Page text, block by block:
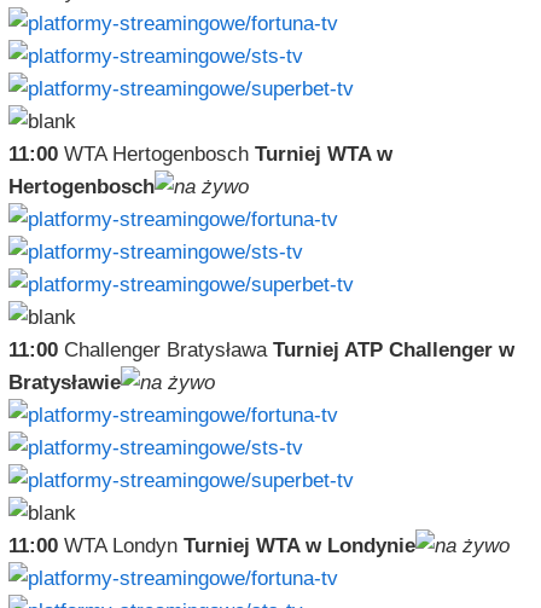
11:00WTA Hertogenbosch Turniej WTA w
Hertogenbosch
11:00Challenger Bratysława Turniej ATP Challenger w
Bratysławie
11:00WTA Londyn Turniej WTA w Londynie